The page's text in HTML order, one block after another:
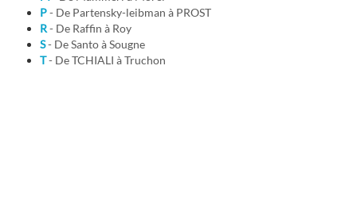
P
- De Partensky-leibman à PROST
R
- De Raffin à Roy
S
- De Santo à Sougne
T
- De TCHIALI à Truchon